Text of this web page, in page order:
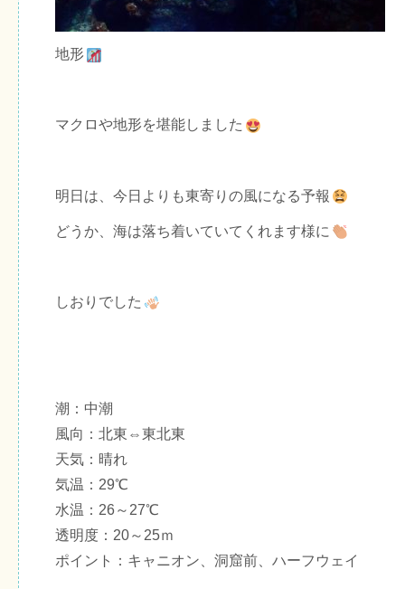
地形
マクロや地形を堪能しました
明日は、今日よりも東寄りの風になる予報
どうか、海は落ち着いていてくれます様に
しおりでした
潮：中潮
風向：北東⇔東北東
天気：晴れ
気温：29℃
水温：26～27℃
透明度：20～25ｍ
ポイント：キャニオン、洞窟前、ハーフウェイ